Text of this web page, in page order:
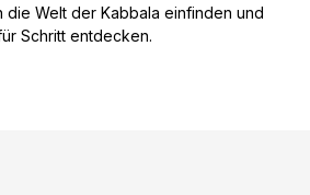
die Welt der Kabbala einfinden und
Schritt entdecken.